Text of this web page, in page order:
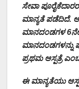
ಸೇವಾ
ಮಾನ್ಯತೆ ಪಡೆದಿದೆ.
ಮಾನದಂಡಗಳ 6ನೇ
ಮಾನದಂಡಗಳನ್ನು
ಪ್ರಥಮ ಆಸ್ಪತ್ರೆ
ಈ ಮಾನ್ಯತೆಯು